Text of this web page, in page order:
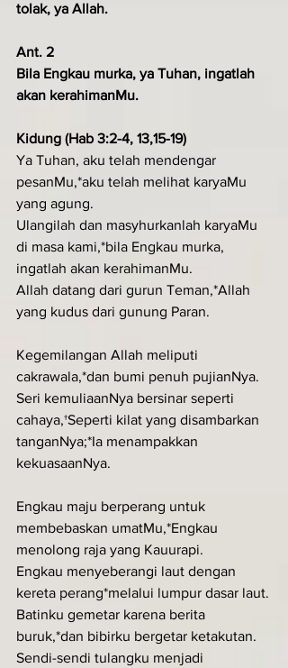
tolak, ya Allah.
Ant. 2
Bila Engkau murka, ya Tuhan, ingatlah
akan kerahimanMu.
Kidung (Hab 3:2-4, 13,15-19)
Ya Tuhan, aku telah mendengar
pesanMu,*aku telah melihat karyaMu
yang agung.
Ulangilah dan masyhurkanlah karyaMu
di masa kami,*bila Engkau murka,
ingatlah akan kerahimanMu.
Allah datang dari gurun Teman,*Allah
yang kudus dari gunung Paran.
Kegemilangan Allah meliputi
cakrawala,*dan bumi penuh pujianNya.
Seri kemuliaanNya bersinar seperti
cahaya,†Seperti kilat yang disambarkan
tanganNya;*Ia menampakkan
kekuasaanNya.
Engkau maju berperang untuk
membebaskan umatMu,*Engkau
menolong raja yang Kauurapi.
Engkau menyeberangi laut dengan
kereta perang*melalui lumpur dasar laut.
Batinku gemetar karena berita
buruk,*dan bibirku bergetar ketakutan.
Sendi-sendi tulangku menjadi